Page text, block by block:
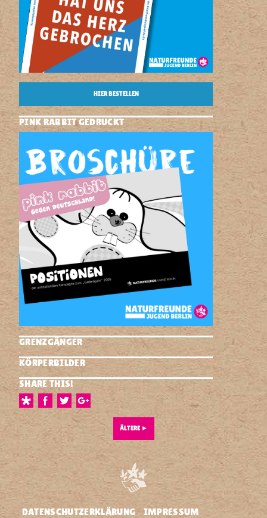
HIER BESTELLEN
PINK RABBIT GEDRUCKT
GRENZGÄNGER
KÖRPERBILDER
SHARE THIS!
ÄLTERE ►
DATENSCHUTZERKLÄRUNG
IMPRESSUM